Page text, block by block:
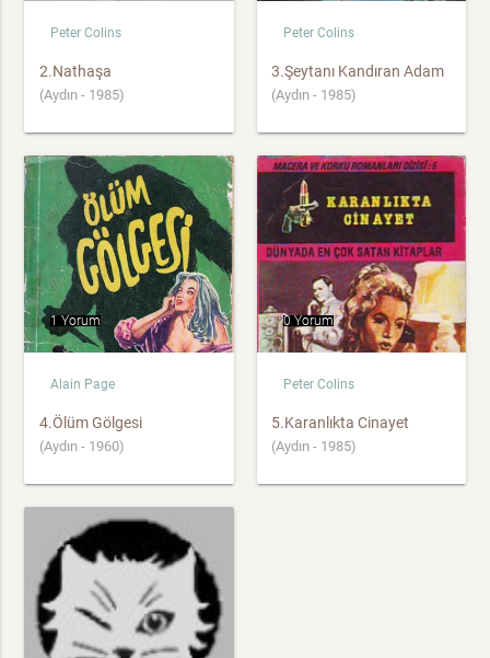
Peter Colins
2.Nathaşa
(Aydın - 1985)
Peter Colins
3.Şeytanı Kandıran Adam
(Aydın - 1985)
1 Yorum
Alain Page
4.Ölüm Gölgesi
(Aydın - 1960)
0 Yorum
Peter Colins
5.Karanlıkta Cinayet
(Aydın - 1985)